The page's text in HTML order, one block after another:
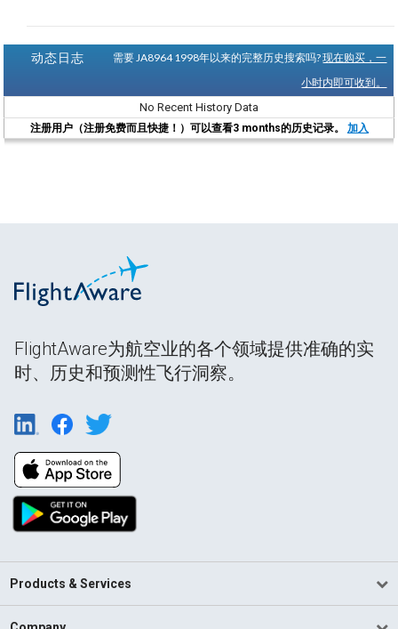
动态日志 需要 JA8964 1998年以来的完整历史搜索吗?现在购买，一
小时内即可收到。
No Recent History Data
注册用户（注册免费而且快捷！）可以查看3 months的历史记录。 加入
FlightAware为航空业的各个领域提供准确的实
时、历史和预测性飞行洞察。
Products & Services